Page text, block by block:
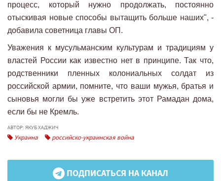
процесс, который нужно продолжать, постоянно
отыскивая новые способы вытащить больше наших", -
добавила советница главы ОП.
Уважения к мусульманским культурам и традициям у
властей России как известно нет в принципе. Так что,
родственники пленных колониальных солдат из
российской армии, помните, что ваши мужья, братья и
сыновья могли бы уже встретить этот Рамадан дома,
если бы не Кремль.
АВТОР: ЯКУБ ХАДЖИЧ
Украина российско-украинская война
ПОДПИСАТЬСЯ НА КАНАЛ